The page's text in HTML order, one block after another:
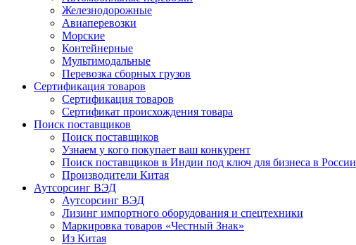
Железнодорожные
Авиаперевозки
Морские
Контейнерные
Мультимодальные
Перевозка сборных грузов
Сертификация товаров
Сертификация товаров
Сертификат происхождения товара
Поиск поставщиков
Поиск поставщиков
Узнаем у кого покупает ваш конкурент
Поиск поставщиков в Индии под ключ для бизнеса в России
Производители Китая
Аутсорсинг ВЭД
Аутсорсинг ВЭД
Лизинг импортного оборудования и спецтехники
Маркировка товаров «Честный Знак»
Из Китая